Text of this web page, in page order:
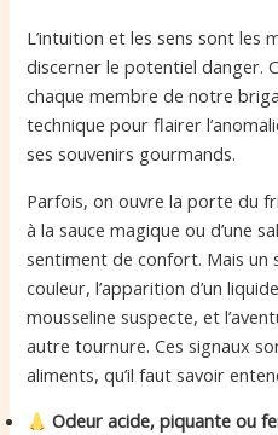
L’intuition et les sens sont les
discerner le potentiel danger.
chaque membre de notre
technique pour flairer
ses souvenirs gourmands.
Parfois, on ouvre la porte du
à la sauce magique ou d’une
sentiment de confort. Mais un
couleur, l’apparition d’un
mousseline suspecte, et
autre tournure. Ces signaux
aliments, qu’il faut savoir
Odeur acide, piquante ou